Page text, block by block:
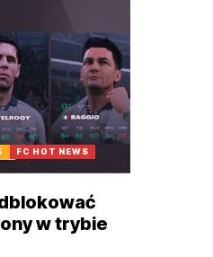
FC HOT NEWS
w trybie